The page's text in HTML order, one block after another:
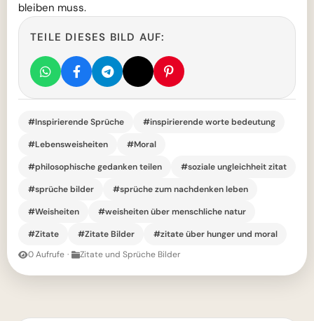
bleiben muss.
TEILE DIESES BILD AUF:
#Inspirierende Sprüche
#inspirierende worte bedeutung
#Lebensweisheiten
#Moral
#philosophische gedanken teilen
#soziale ungleichheit zitat
#sprüche bilder
#sprüche zum nachdenken leben
#Weisheiten
#weisheiten über menschliche natur
#Zitate
#Zitate Bilder
#zitate über hunger und moral
0 Aufrufe · Zitate und Sprüche Bilder